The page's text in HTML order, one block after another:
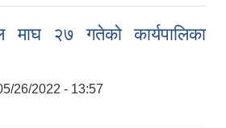
२७ गतेको कार्यपालिका
26/2022 - 13:57